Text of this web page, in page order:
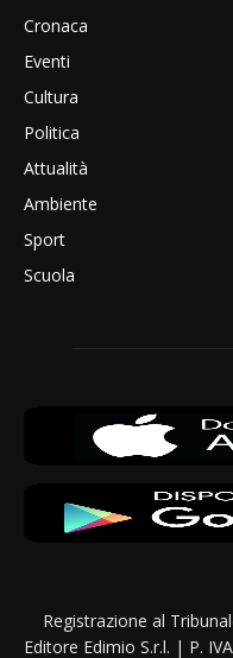
Cronaca
Eventi
Cultura
Politica
Attualità
Ambiente
Sport
Scuola
Registrazione al
Editore Edimio S.r.l. | P.